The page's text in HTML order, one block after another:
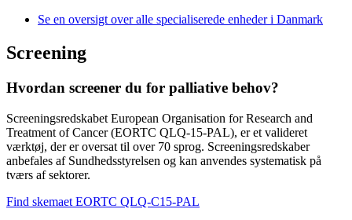
Se en oversigt over alle specialiserede enheder i Danmark
Screening
Hvordan screener du for palliative behov?
Screeningsredskabet European Organisation for Research and
Treatment of Cancer (EORTC QLQ-15-PAL), er et valideret
værktøj, der er oversat til over 70 sprog. Screeningsredskaber
anbefales af Sundhedsstyrelsen og kan anvendes systematisk på
tværs af sektorer.
Find skemaet EORTC QLQ-C15-PAL